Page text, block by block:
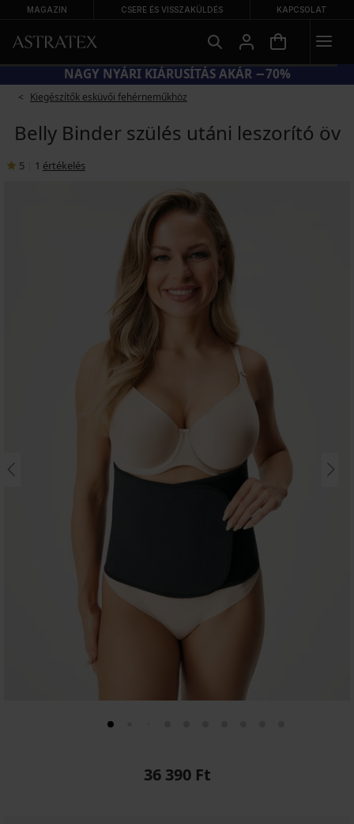
MAGAZIN CSERE ÉS VISSZAKÜLDÉS KAPCSOLAT
NAGY NYÁRI KIÁRUSÍTÁS AKÁR −70%
Kiegészítők esküvői fehérneműkhöz
Belly Binder szülés utáni leszorító öv
5 1 értékelés
36 390 Ft